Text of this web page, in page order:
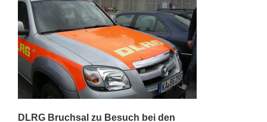
DLRG Bruchsal zu Besuch bei den